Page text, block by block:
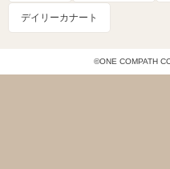
デイリーカナート
©ONE COMPATH